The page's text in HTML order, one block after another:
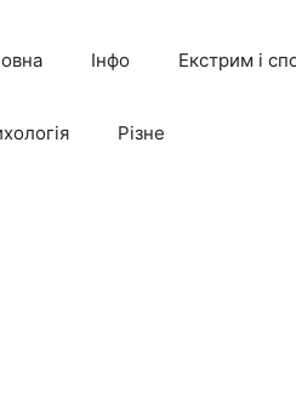
Інфо Екстрим і
Різне